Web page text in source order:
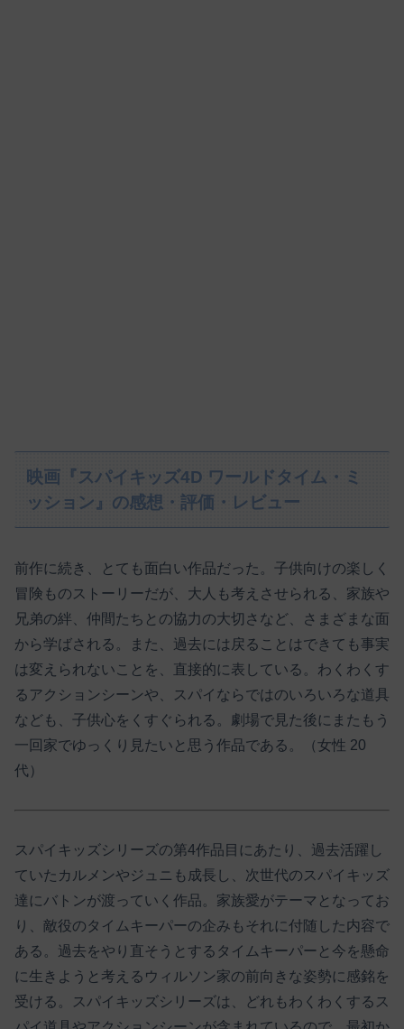
映画『スパイキッズ4D ワールドタイム・ミ
ッション』の感想・評価・レビュー
前作に続き、とても面白い作品だった。子供向けの楽しく
冒険ものストーリーだが、大人も考えさせられる、家族や
兄弟の絆、仲間たちとの協力の大切さなど、さまざまな面
から学ばされる。また、過去には戻ることはできても事実
は変えられないことを、直接的に表している。わくわくす
るアクションシーンや、スパイならではのいろいろな道具
なども、子供心をくすぐられる。劇場で見た後にまたもう
一回家でゆっくり見たいと思う作品である。（女性 20
代）
スパイキッズシリーズの第4作品目にあたり、過去活躍し
ていたカルメンやジュニも成長し、次世代のスパイキッズ
達にバトンが渡っていく作品。家族愛がテーマとなってお
り、敵役のタイムキーパーの企みもそれに付随した内容で
ある。過去をやり直そうとするタイムキーパーと今を懸命
に生きようと考えるウィルソン家の前向きな姿勢に感銘を
受ける。スパイキッズシリーズは、どれもわくわくするス